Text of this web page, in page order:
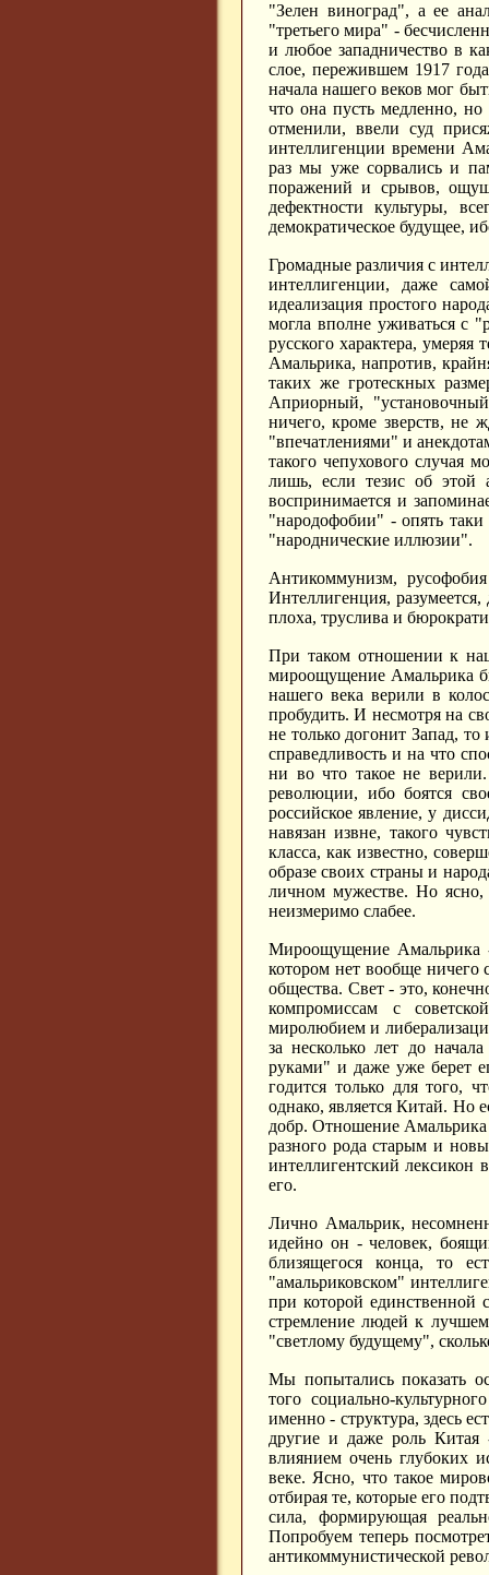
"Зелен виноград", а ее
"третьего мира" -
и любое западничество в
слое, пережившем 1917
начала нашего веков мог
что она пусть медленно, но
отменили, ввели суд
интеллигенции времени
раз мы уже сорвались и
поражений и срывов,
дефектности культуры,
демократическое будущее,
Громадные различия с
интеллигенции, даже
идеализация простого
могла вполне уживаться с
русского характера,
Амальрика, напротив,
таких же гротескных
Априорный,
ничего, кроме зверств, не
"впечатлениями" и
такого чепухового случая
лишь, если тезис об этой
воспринимается и
"народофобии" - опять
"народнические иллюзии".
Антикоммунизм,
Интеллигенция,
плоха, труслива и
При таком отношении к
мироощущение Амальрика
нашего века верили в
пробудить. И несмотря на
не только догонит Запад,
справедливость и на что
ни во что такое не
революции, ибо боятся
российское явление, у
навязан извне, такого
класса, как известно,
образе своих страны и
личном мужестве. Но
неизмеримо слабее.
Мироощущение Амальрика
котором нет вообще ничего
общества. Свет - это,
компромиссам с
миролюбием и
за несколько лет до
руками" и даже уже берет
годится только для того,
однако, является Китай. Но
добр. Отношение Амальрика
разного рода старым и
интеллигентский
его.
Лично Амальрик,
идейно он - человек,
близящегося конца, то
"амальриковском"
при которой единственной
стремление людей к
"светлому будущему",
Мы попытались показать
того социально-
именно - структура, здесь
другие и даже роль Китая
влиянием очень глубоких
веке. Ясно, что такое
отбирая те, которые его
сила, формирующая
Попробуем теперь
антикоммунистической